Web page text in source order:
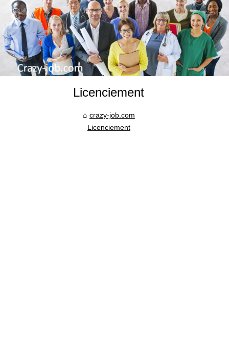
Licenciement
crazy-job.com
Licenciement